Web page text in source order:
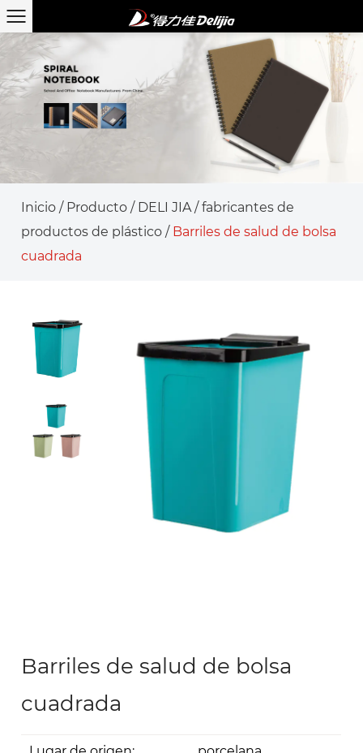
Inicio / Producto / DELI JIA/fabricantes de
productos de plástico / Barriles de salud de bolsa
cuadrada
Barriles de salud de bolsa
cuadrada